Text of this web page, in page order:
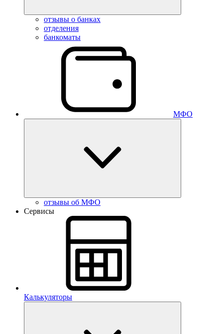
отзывы о банках
отделения
банкоматы
МФО
отзывы об МФО
Сервисы
Калькуляторы